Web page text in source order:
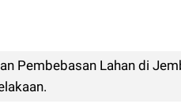
Pembebasan Lahan di